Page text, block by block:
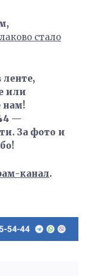
стало
ленте,
или
нам!
—
За фото и
канал.